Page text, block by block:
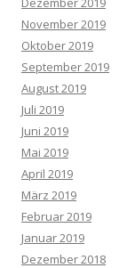
November 2019
Oktober 2019
September 2019
August 2019
Juli 2019
Juni 2019
Mai 2019
April 2019
März 2019
Februar 2019
Januar 2019
Dezember 2018